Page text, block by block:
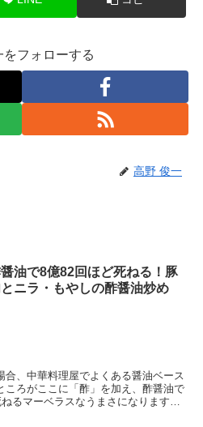
をフォローする
高野 俊一
油で8億82回ほど死ねる！豚
ニラ・もやしの酢醤油炒め
合、中華料理屋でよくある醤油ベース
ころがここに「酢」を加え、酢醤油で
るマーベラスなうまさになります。